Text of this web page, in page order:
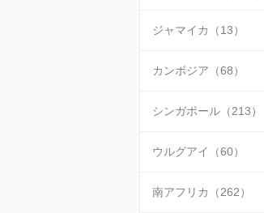
ジャマイカ（13）
カンボジア（68）
シンガポール（213）
ウルグアイ（60）
南アフリカ（262）